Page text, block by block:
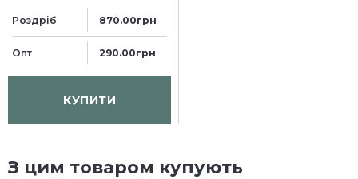
Роздріб 870.00грн
Опт 290.00грн
КУПИТИ
З цим товаром купують